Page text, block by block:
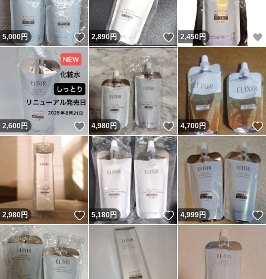
5,000円 いいね！
2,890円 いいね！
2,450円
2,600円 いいね！
4,980円 いいね！
4,700円
2,980円 いいね！
5,180円 いいね！
4,999円